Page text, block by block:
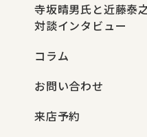
寺坂晴男氏と近藤泰
対談インタビュー
コラム
お問い合わせ
来店予約